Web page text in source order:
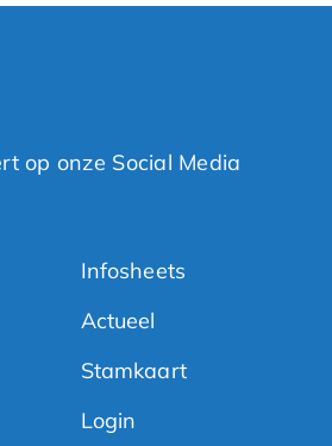
op onze Social Media
Infosheets
Actueel
Stamkaart
Login